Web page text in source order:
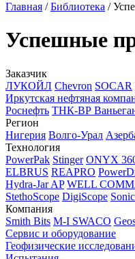
Главная /Библиотека /
Успешные
Заказчик
ЛУКОЙЛ Chevron SOCAR
Иркутская нефтяная
Роснефть ТНК-ВР
Регион
Нигерия Волго-Урал
Технология
PowerPak Stinger ONYX
ELBRUS REAPRO
Hydra-Jar AP WELL
StethoScope DigiScope
Компания
Smith Bits M-I SWACO
Сервис и оборудование
Геофизические